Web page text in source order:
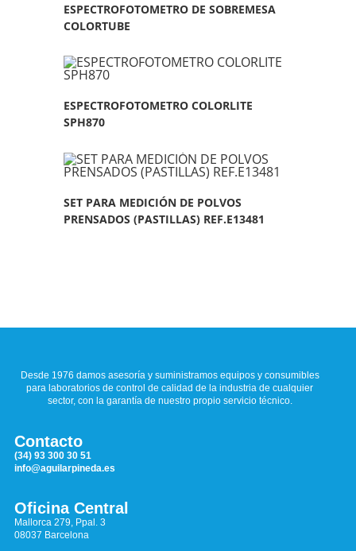
ESPECTROFOTOMETRO DE SOBREMESA
COLORTUBE
ESPECTROFOTOMETRO COLORLITE
SPH870
SET PARA MEDICIÓN DE POLVOS
PRENSADOS (PASTILLAS) REF.E13481
Desde 1976 damos asesoría y suministramos equipos y consumibles
para laboratorios de control de calidad de la industria de cualquier
sector, con la garantía de nuestro propio servicio técnico.
Contacto
(34) 93 300 30 51
info@aguilarpineda.es
Oficina Central
Mallorca 279, Ppal. 3
08037 Barcelona